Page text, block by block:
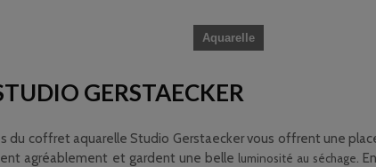
Aquarelle
GERSTAECKER
du coffret aquarelle Studio Gerstaecker vous offrent une
agréablement et gardent une belle luminosité au séchage.